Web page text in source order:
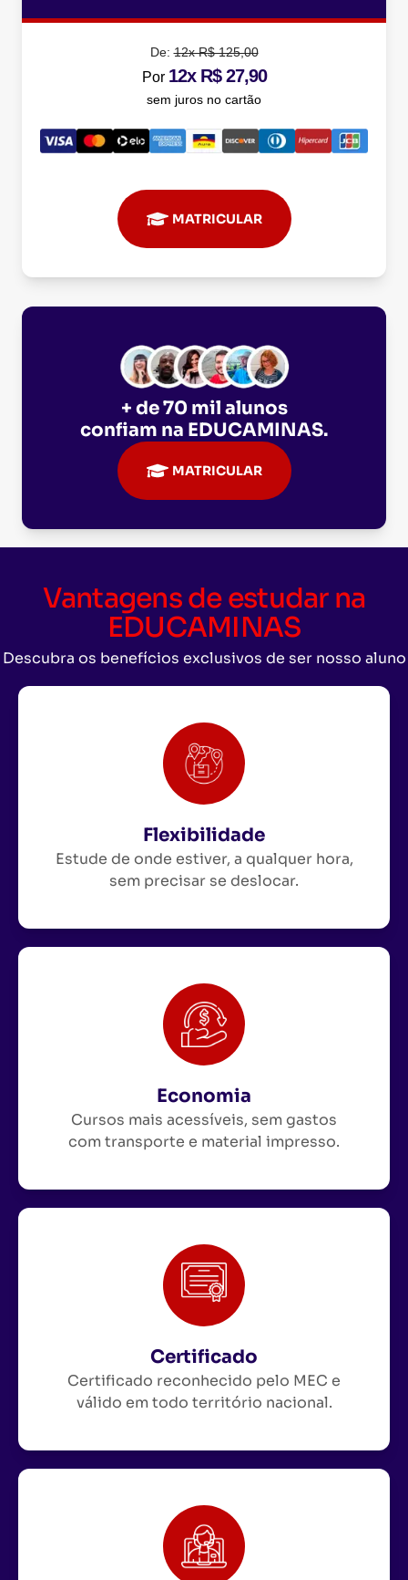
De:12x R$ 125,00
Por 12x R$ 27,90
sem juros no cartão
MATRICULAR
+ de 70 mil alunos
confiam na EDUCAMINAS.
MATRICULAR
Vantagens de estudar na
EDUCAMINAS
Descubra os benefícios exclusivos de ser nosso aluno
Flexibilidade
Estude de onde estiver, a qualquer hora,
sem precisar se deslocar.
Economia
Cursos mais acessíveis, sem gastos
com transporte e material impresso.
Certificado
Certificado reconhecido pelo MEC e
válido em todo território nacional.